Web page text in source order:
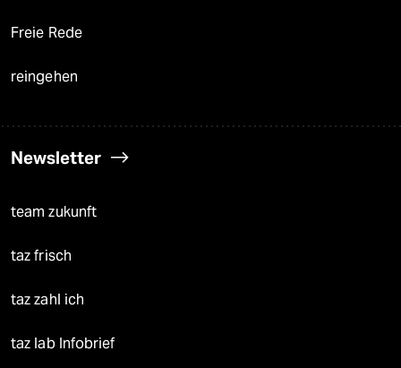
Freie Rede
reingehen
Newsletter
team zukunft
taz frisch
taz zahl ich
taz lab Infobrief